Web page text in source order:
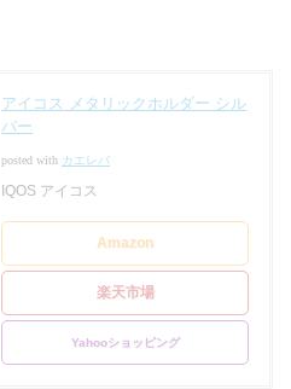
アイコス メタリックホルダー シル
バー
posted with カエレバ
IQOS アイコス
Amazon
楽天市場
Yahooショッピング